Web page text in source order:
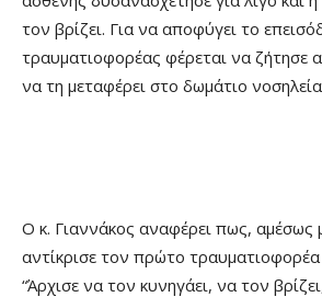
τον βρίζει. Για να αποφύγει το
τραυματιοφορέας φέρεται να ζήτησε
να τη μεταφέρει στο δωμάτιο
Ο κ. Γιαννάκος αναφέρει πως, αμέσως
αντίκρισε τον πρώτο
“Άρχισε να τον κυνηγάει, να τον